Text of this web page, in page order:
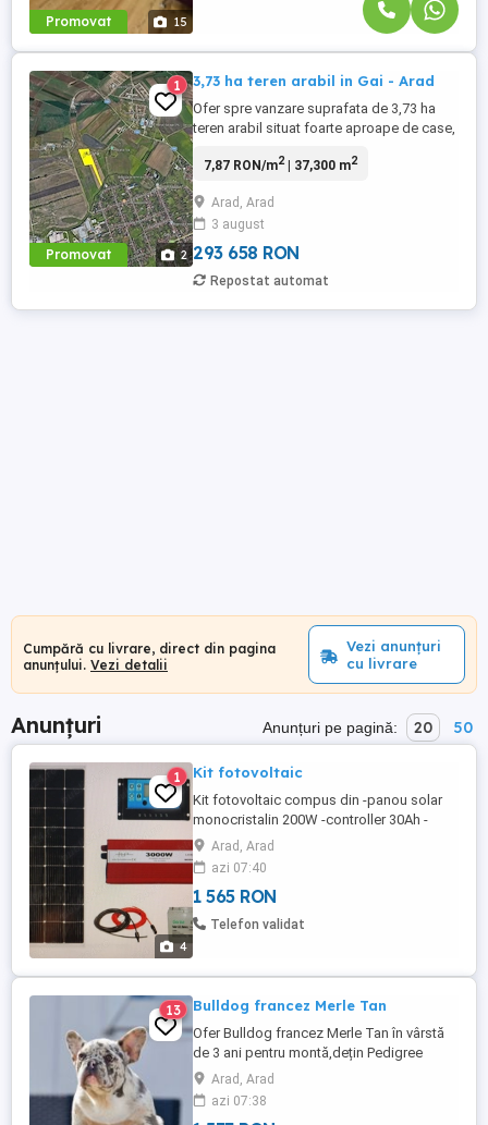
Promovat 15
Promovat 2
1 3,73 ha teren arabil in Gai - Arad
Ofer spre vanzare suprafata de 3,73 ha
teren arabil situat foarte aproape de case,
face pe un drum pietruit, bine intretinut.
15.000 euro ha
7,87 RON/m2| 37,300 m2
Arad, Arad
3 august
293 658 RON
Repostat automat
Cumpără cu livrare, direct din pagina
anunțului. Vezi detalii
Vezi anunțuri
cu livrare
Anunțuri Anunțuri pe pagină: 20 50
4
1 Kit fotovoltaic
Kit fotovoltaic compus din -panou solar
monocristalin 200W -controller 30Ah -
invertor 3000W -baterie 20Ah -conectori -
cablu 20m Acest kit a fost proiectat să
susțină simultan dispozitive de care ai
nevoie la cabana, în rulota sau acasă! Kitul
este NOU! Predare personala in Arad sau
Arad, Arad
azi 07:40
1 565 RON
Telefon validat
13 Bulldog francez Merle Tan
Ofer Bulldog francez Merle Tan în vârstă
de 3 ani pentru montă,dețin Pedigree
ABKC,perfect sănătos, vaccinat și
deparazitat la zi .Provine din linii de sânge
excelente,are un temperament echilibrat
Arad, Arad
azi 07:38